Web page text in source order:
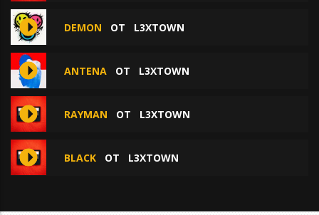
DEMON ОТ L3XTOWN
ANTENA ОТ L3XTOWN
RAYMAN ОТ L3XTOWN
BLACK ОТ L3XTOWN